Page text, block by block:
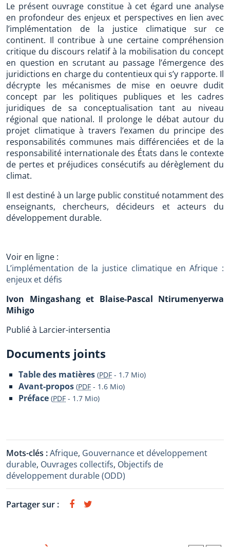
Le présent ouvrage constitue à cet égard une analyse
en profondeur des enjeux et perspectives en lien avec
l’implémentation de la justice climatique sur ce
continent. Il contribue à une certaine compréhension
critique du discours relatif à la mobilisation du concept
en question en scrutant au passage l’émergence des
juridictions en charge du contentieux qui s’y rapporte. Il
décrypte les mécanismes de mise en oeuvre dudit
concept par les politiques publiques et les cadres
juridiques de sa conceptualisation tant au niveau
régional que national. Il prolonge le débat autour du
projet climatique à travers l’examen du principe des
responsabilités communes mais différenciées et de la
responsabilité internationale des États dans le contexte
de pertes et préjudices consécutifs au dérèglement du
climat.
Il est destiné à un large public constitué notamment des
enseignants, chercheurs, décideurs et acteurs du
développement durable.
Voir en ligne :
L’implémentation de la justice climatique en Afrique :
enjeux et défis
Ivon Mingashang et Blaise-Pascal Ntirumenyerwa
Mihigo
Publié à Larcier-intersentia
Documents joints
Table des matières (PDF - 1.7 Mio)
Avant-propos (PDF - 1.6 Mio)
Préface (PDF - 1.7 Mio)
Mots-clés :Afrique, Gouvernance et développement
durable, Ouvrages collectifs, Objectifs de
développement durable (ODD)
Partager sur :